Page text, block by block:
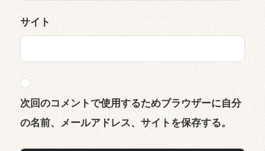
サイト
次回のコメントで使用するためブラウザーに自分
の名前、メールアドレス、サイトを保存する。